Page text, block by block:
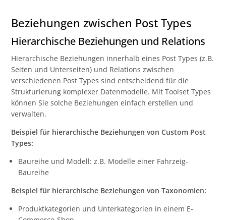
Beziehungen zwischen Post Types
Hierarchische Beziehungen und Relations
Hierarchische Beziehungen innerhalb eines Post Types (z.B.
Seiten und Unterseiten) und Relations zwischen
verschiedenen Post Types sind entscheidend für die
Strukturierung komplexer Datenmodelle. Mit Toolset Types
können Sie solche Beziehungen einfach erstellen und
verwalten.
Beispiel für hierarchische Beziehungen von Custom Post
Types:
Baureihe und Modell: z.B. Modelle einer Fahrzeig-
Baureihe
Beispiel für hierarchische Beziehungen von Taxonomien:
Produktkategorien und Unterkategorien in einem E-